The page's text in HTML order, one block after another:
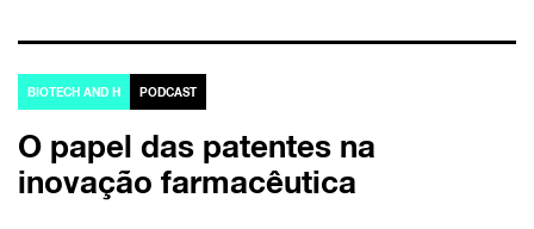
BIOTECH AND H PODCAST
O papel das patentes na
inovação farmacêutica